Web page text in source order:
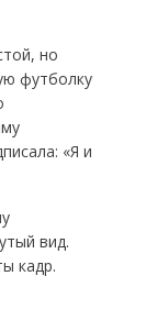
но
футболку
«Я и
вид.
кадр.